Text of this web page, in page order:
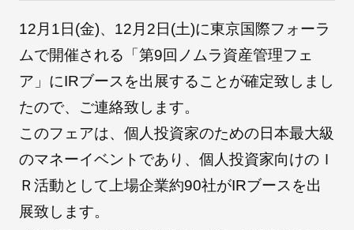
自社ブランド製品 医療機器・医療部材・産業部材
やさしくわかる病気と治療
12月1日(金)、12月2日(土)に東京国際フォーラ
ムで開催される「第9回ノムラ資産管理フェ
ア」にIRブースを出展することが確定致しまし
たので、ご連絡致します。
このフェアは、個人投資家のための日本最大級
のマネーイベントであり、個人投資家向けのＩ
Ｒ活動として上場企業約90社がIRブースを出
展致します。